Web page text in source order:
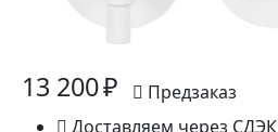
13 200 ₽
Предзаказ
Доставляем через СДЭК